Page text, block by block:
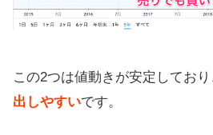
この2つは値動きが安定しており
出しやすいです。